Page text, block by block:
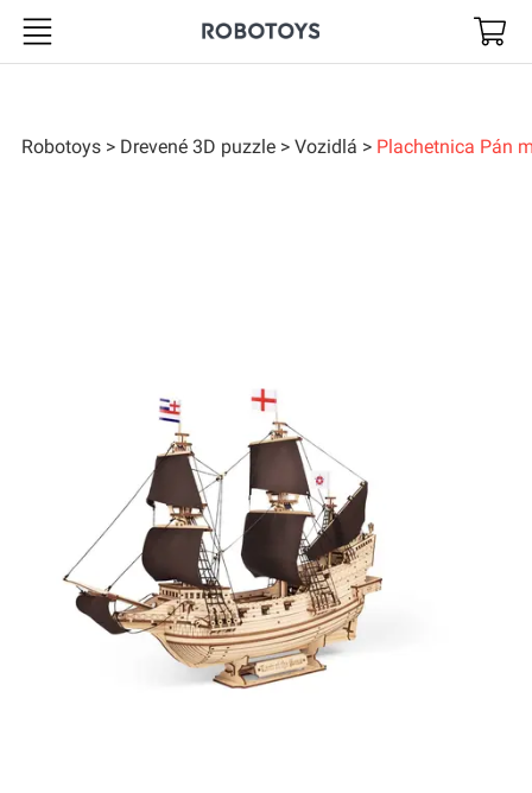
Robotoys
Robotoys Drevené 3D puzzle Vozidlá Plachetnica Pán